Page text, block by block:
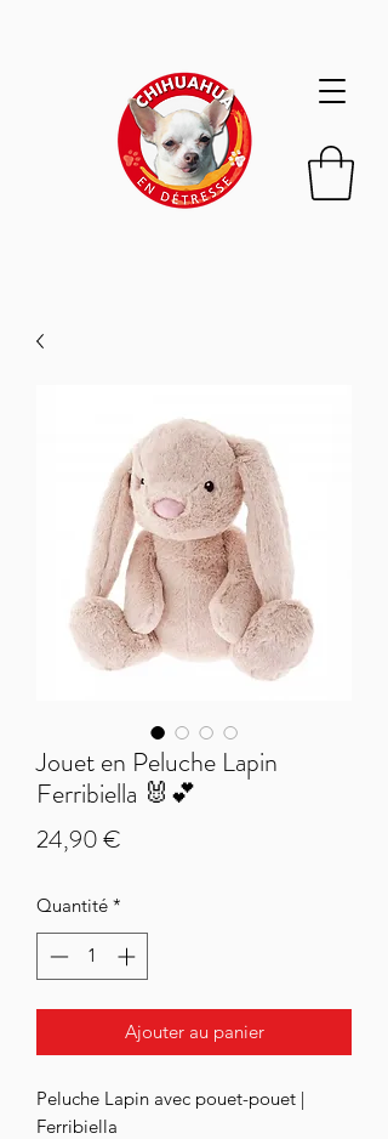
Jouet en Peluche Lapin
Ferribiella 🐰💕
24,90 €
Quantité *
Ajouter au panier
Peluche Lapin avec pouet-pouet |
Ferribiella